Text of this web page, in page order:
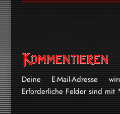
Kommentieren
Deine E-Mail-Adresse
Erforderliche Felder sind mit